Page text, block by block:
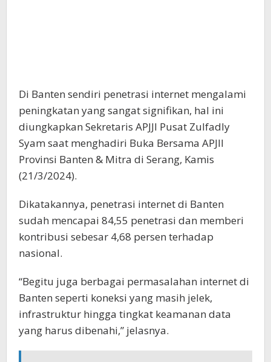
Di Banten sendiri penetrasi internet mengalami
peningkatan yang sangat signifikan, hal ini
diungkapkan Sekretaris APJJI Pusat Zulfadly
Syam saat menghadiri Buka Bersama APJII
Provinsi Banten & Mitra di Serang, Kamis
(21/3/2024).
Dikatakannya, penetrasi internet di Banten
sudah mencapai 84,55 penetrasi dan memberi
kontribusi sebesar 4,68 persen terhadap
nasional.
“Begitu juga berbagai permasalahan internet di
Banten seperti koneksi yang masih jelek,
infrastruktur hingga tingkat keamanan data
yang harus dibenahi,” jelasnya.